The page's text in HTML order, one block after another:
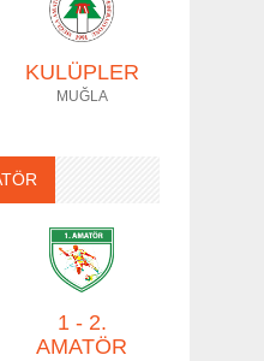
KULÜPLER
MUĞLA
1 - 2.
AMATÖR